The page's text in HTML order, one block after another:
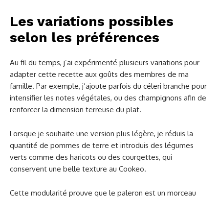
Les variations possibles
selon les préférences
Au fil du temps, j’ai expérimenté plusieurs variations pour
adapter cette recette aux goûts des membres de ma
famille. Par exemple, j’ajoute parfois du céleri branche pour
intensifier les notes végétales, ou des champignons afin de
renforcer la dimension terreuse du plat.
Lorsque je souhaite une version plus légère, je réduis la
quantité de pommes de terre et introduis des légumes
verts comme des haricots ou des courgettes, qui
conservent une belle texture au Cookeo.
Cette modularité prouve que le paleron est un morceau